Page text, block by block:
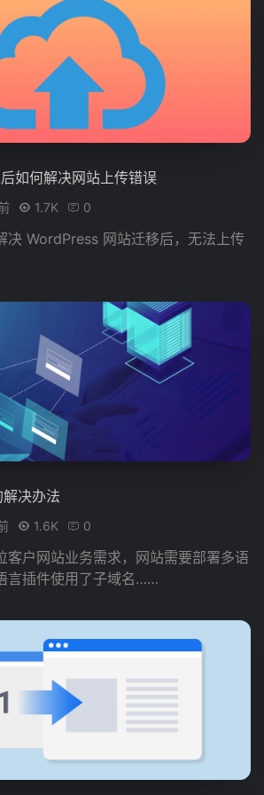
如何解决网站上传错误
1.7K 0
决 WordPress 网站迁移后，无法上传
决办法
1.6K 0
客户网站业务需求，网站需要部署多语
言插件使用了子域名……